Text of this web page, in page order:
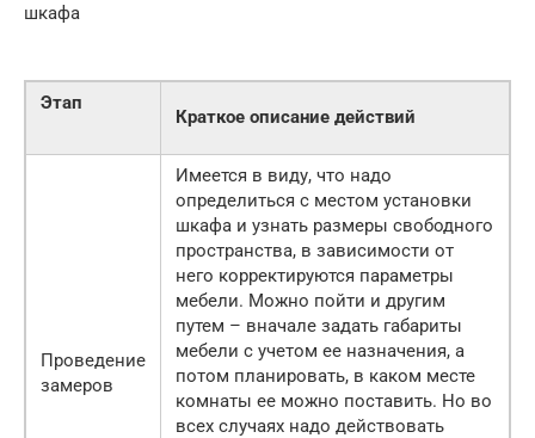
шкафа
Этап
Краткое описание действий
Проведение
замеров
Имеется в виду, что надо
определиться с местом установки
шкафа и узнать размеры свободного
пространства, в зависимости от
него корректируются параметры
мебели. Можно пойти и другим
путем – вначале задать габариты
мебели с учетом ее назначения, а
потом планировать, в каком месте
комнаты ее можно поставить. Но во
всех случаях надо действовать